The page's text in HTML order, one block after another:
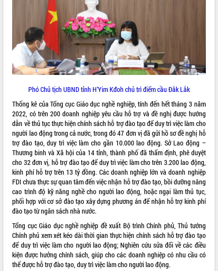
Bí thư Tỉnh ủy Lương Nguyễn Minh
Triết thăm, tặng quà người có công với
cách mạng
Rà soát, hoàn thiện hệ thống thiết chế
văn hóa, thể thao đáp ứng yêu cầu
phát triển mới
Thường trực HĐND tỉnh Đắk Lắk gặp
mặt Đoàn chuyên gia y tế TP. Hồ Chí
Minh
Lễ truy điệu và an táng hài cốt liệt sĩ
tại Nghĩa trang Liệt sĩ xã Sơn Hòa
Bàn giải pháp tháo gỡ khó khăn trong
xuất khẩu sầu riêng và triển khai quy
định EUDR
Thứ trưởng Bộ Nông nghiệp và Môi
trường Nguyễn Hoàng Hiệp khảo sát
vùng trồng và doanh nghiệp đóng gói
sầu riêng tại Đắk Lắk
Trình diễn nghệ thuật chế biến các
món ăn từ sầu riêng
Đắk Lắk công bố Quy hoạch và xúc
tiến đầu tư tỉnh
ALBUM ẢNH
LIÊN KẾT WEB
THỐNG KÊ TRUY CẬP
Phó Chủ tịch UBND tỉnh H’Yim Kđoh chủ trì điểm cầu Đắk Lắk
Thống kê của Tổng cục Giáo dục nghề nghiệp, tính đến hết tháng 3 năm
2022, có trên 200 doanh nghiệp yêu cầu hỗ trợ và đề nghị được hướng
dẫn về thủ tục thực hiện chính sách hỗ trợ đào tạo để duy trì việc làm cho
người lao động trong cả nước, trong đó 47 đơn vị đã gửi hồ sơ đề nghị hỗ
trợ đào tạo, duy trì việc làm cho gần 10.000 lao động. Sở Lao động –
Thương binh và Xã hội của 14 tỉnh, thành phố đã thẩm định, phê duyệt
cho 32 đơn vị, hỗ trợ đào tạo để duy trì việc làm cho trên 3.200 lao động,
kinh phí hỗ trợ trên 13 tỷ đồng. Các doanh nghiệp lớn và doanh nghiệp
FDI chưa thực sự quan tâm đến việc nhận hỗ trợ đào tạo, bồi dưỡng nâng
cao trình độ kỹ năng nghề cho người lao động, hoặc ngại làm thủ tục,
phối hợp với cơ sở đào tạo xây dựng phương án để nhận hỗ trợ kinh phí
đào tạo từ ngân sách nhà nước.
Tổng cục Giáo dục nghề nghiệp đề xuất Bộ trình Chính phủ, Thủ tướng
Chính phủ xem xét kéo dài thời gian thực hiện chính sách hỗ trợ đào tạo
để duy trì việc làm cho người lao động; Nghiên cứu sửa đổi về các điều
kiện được hưởng chính sách, giúp cho các doanh nghiệp có nhu cầu có
thể được hỗ trợ đào tạo, duy trì việc làm cho người lao động.